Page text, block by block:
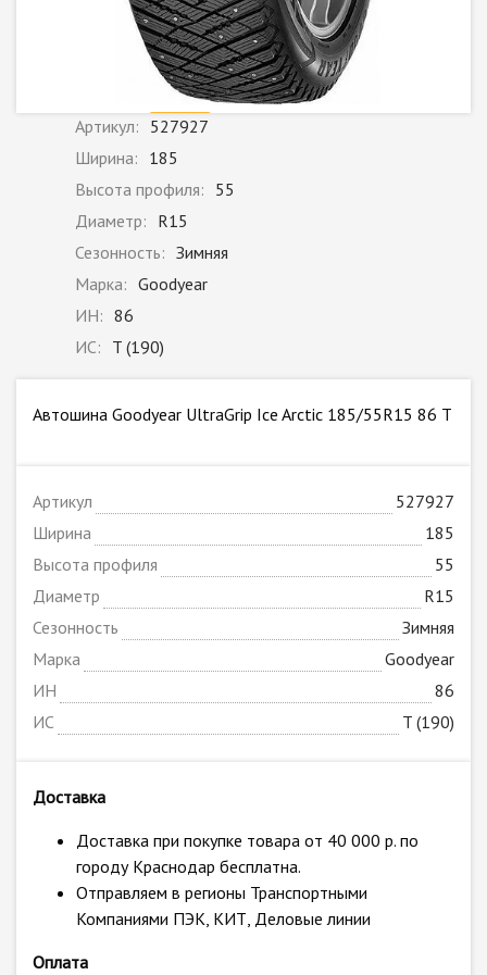
Артикул: 527927
Ширина: 185
Высота профиля: 55
Диаметр: R15
Сезонность: Зимняя
Марка: Goodyear
ИН: 86
ИС: T (190)
Автошина Goodyear UltraGrip Ice Arctic 185/55R15 86 T
Артикул
527927
Ширина
185
Высота профиля
55
Диаметр
R15
Сезонность
Зимняя
Марка
Goodyear
ИН
86
ИС
T (190)
Доставка
Доставка при покупке товара от 40 000 р. по
городу Краснодар бесплатна.
Отправляем в регионы Транспортными
Компаниями ПЭК, КИТ, Деловые линии
Оплата